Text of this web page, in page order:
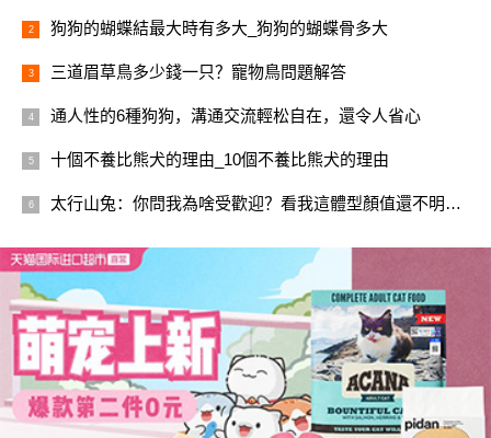
狗狗的蝴蝶結最大時有多大_狗狗的蝴蝶骨多大
三道眉草鳥多少錢一只？寵物鳥問題解答
通人性的6種狗狗，溝通交流輕松自在，還令人省心
十個不養比熊犬的理由_10個不養比熊犬的理由
太行山兔：你問我為啥受歡迎？看我這體型顏值還不明白？